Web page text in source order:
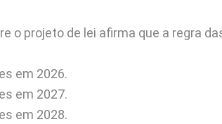
o projeto de lei afirma que a regra
em 2026.
em 2027.
em 2028.